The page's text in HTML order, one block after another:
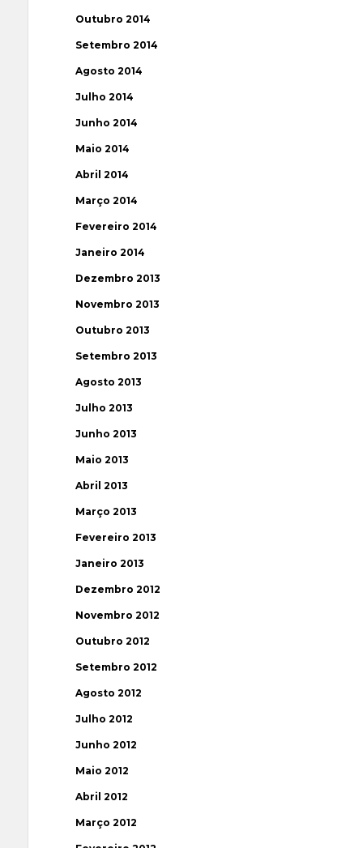
Outubro 2014
Setembro 2014
Agosto 2014
Julho 2014
Junho 2014
Maio 2014
Abril 2014
Março 2014
Fevereiro 2014
Janeiro 2014
Dezembro 2013
Novembro 2013
Outubro 2013
Setembro 2013
Agosto 2013
Julho 2013
Junho 2013
Maio 2013
Abril 2013
Março 2013
Fevereiro 2013
Janeiro 2013
Dezembro 2012
Novembro 2012
Outubro 2012
Setembro 2012
Agosto 2012
Julho 2012
Junho 2012
Maio 2012
Abril 2012
Março 2012